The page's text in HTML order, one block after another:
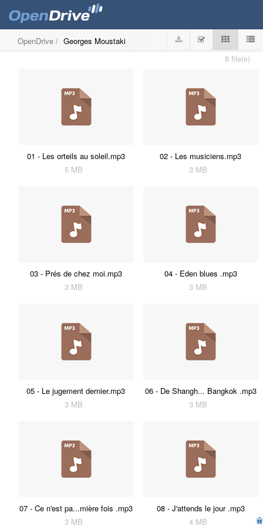
OpenDrive / Georges Moustaki
8 file(s)
01 - Les orteils au soleil.mp3
5 MB
02 - Les musiciens.mp3
3 MB
03 - Prés de chez moi.mp3
3 MB
04 - Eden blues .mp3
3 MB
05 - Le jugement dernier.mp3
3 MB
06 - De Shangh... Bangkok .mp3
3 MB
07 - Ce n'est pa...mière fois .mp3
3 MB
08 - J'attends le jour .mp3
4 MB